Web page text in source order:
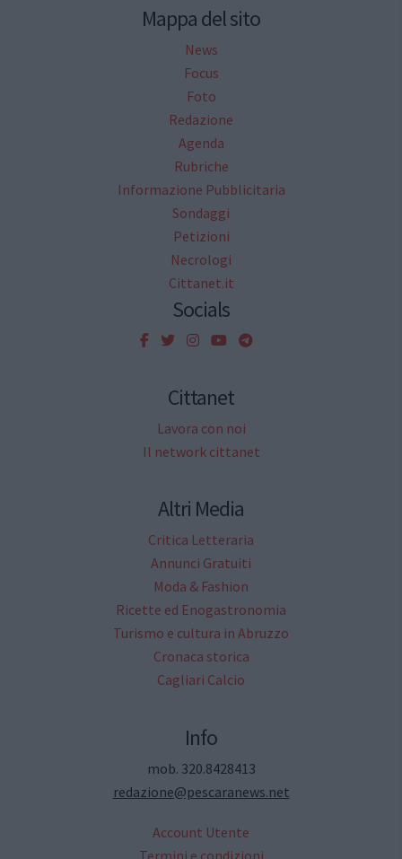
Mappa del sito
News
Focus
Foto
Redazione
Agenda
Rubriche
Informazione Pubblicitaria
Sondaggi
Petizioni
Necrologi
Cittanet.it
Socials
Cittanet
Lavora con noi
Il network cittanet
Altri Media
Critica Letteraria
Annunci Gratuiti
Moda & Fashion
Ricette ed Enogastronomia
Turismo e cultura in Abruzzo
Cronaca storica
Cagliari Calcio
Info
mob. 320.8428413
redazione@pescaranews.net
Account Utente
Termini e condizioni